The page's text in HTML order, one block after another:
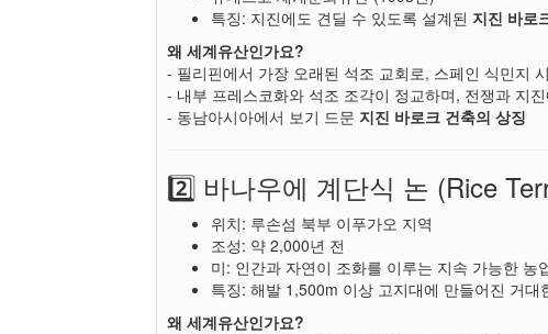
특징: 지진에도 견딜 수 있도록 설계된 지진 바로
왜 세계유산인가요?
- 필리핀에서 가장 오래된 석조 교회로, 스페인 식민지
- 내부 프레스코화와 석조 조각이 정교하며, 전쟁과 지
- 동남아시아에서 보기 드문 지진 바로크 건축의 상징
2️⃣ 바나우에 계단식 논 (Rice
위치: 루손섬 북부 이푸가오 지역
조성: 약 2,000년 전
미: 인간과 자연이 조화를 이루는 지속 가능한 농
특징: 해발 1,500m 이상 고지대에 만들어진 거대
왜 세계유산인가요?